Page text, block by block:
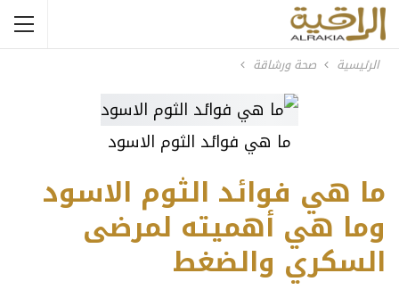
الرئيسية صحة ورشاقة
ما هي فوائد الثوم الاسود
ما هي فوائد الثوم الاسود
وما هي أهميته لمرضى
السكري والضغط